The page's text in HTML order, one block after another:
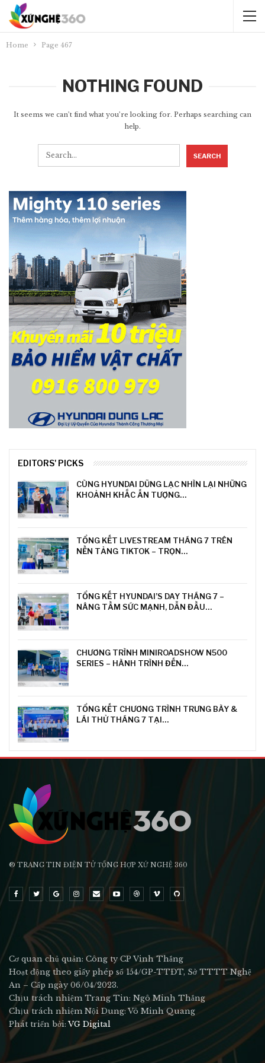
Home Page 467
NOTHING FOUND
It seems we can’t find what you’re looking for. Perhaps searching can
help.
EDITORS' PICKS
CÙNG HYUNDAI DŨNG LẠC NHÌN LẠI NHỮNG
KHOẢNH KHẮC ẤN TƯỢNG…
TỔNG KẾT LIVESTREAM THÁNG 7 TRÊN
NỀN TẢNG TIKTOK – TRỌN…
TỔNG KẾT HYUNDAI’S DAY THÁNG 7 –
NÂNG TẦM SỨC MẠNH, DẪN ĐẦU…
CHƯƠNG TRÌNH MINIROADSHOW N500
SERIES – HÀNH TRÌNH ĐẾN…
TỔNG KẾT CHƯƠNG TRÌNH TRƯNG BÀY &
LÁI THỬ THÁNG 7 TẠI…
® TRANG TIN ĐIỆN TỬ ТỔNG HỢP XỨ NGHỆ 360
Cơ quan chủ quản: Công ty CP Vinh Thắng
Hoạt động theo giấy phép số 154/GP-TTĐT, Sở TTTT Nghệ
An – Cấp ngày 06/04/2023.
Chịu trách nhiệm Trang Tin: Ngô Minh Thắng
Chịu trách nhiệm Nội Dung: Võ Minh Quang
Phát triển bởi:VG Digital